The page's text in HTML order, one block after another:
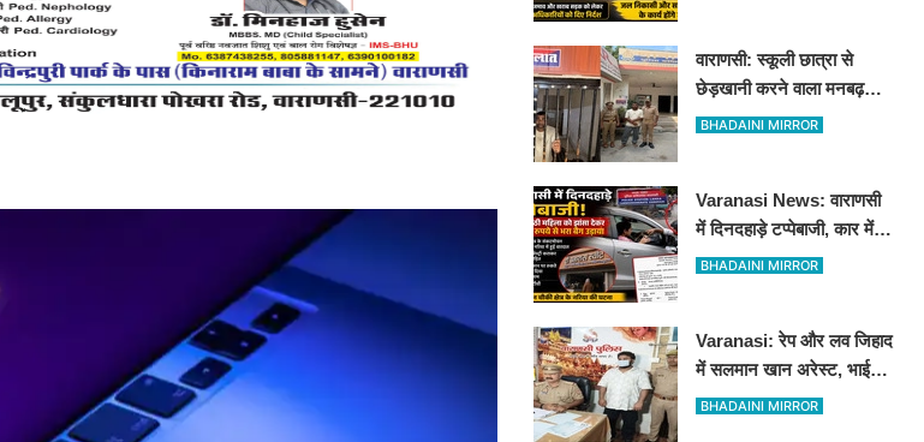
वाराणसी: स्कूली छात्रा से
छेड़खानी करने वाला मनबढ़
गिरफ्तार, लंका पुलिस ने उतारी
BHADAINI MIRROR
Varanasi News: वाराणसी
में दिनदहाड़े टप्पेबाजी, कार में
बैठी महिला को झांसा देकर 5
BHADAINI MIRROR
Varanasi: रेप और लव जिहाद
में सलमान खान अरेस्ट, भाई
शाहरुख खान की तलाश
BHADAINI MIRROR